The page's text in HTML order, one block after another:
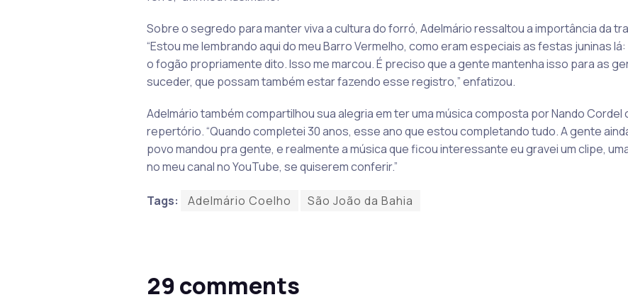
Sobre o segredo para manter viva a cultura do forró, Adelmário ressaltou a importância da
“Estou me lembrando aqui do meu Barro Vermelho, como eram especiais as festas juninas
o fogão propriamente dito. Isso me marcou. É preciso que a gente mantenha isso para as
suceder, que possam também estar fazendo esse registro,” enfatizou.
Adelmário também compartilhou sua alegria em ter uma música composta por Nando
repertório. “Quando completei 30 anos, esse ano que estou completando tudo. A gente
povo mandou pra gente, e realmente a música que ficou interessante eu gravei um clipe,
no meu canal no YouTube, se quiserem conferir.”
Tags: Adelmário Coelho São João da Bahia
29 comments